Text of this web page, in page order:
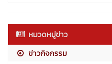
หมวดหมู่ข่าว
ข่าวกิจกรรม